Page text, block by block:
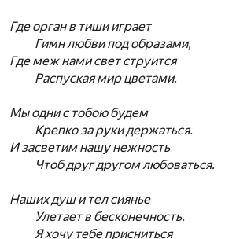
Где орган в тиши играет
Гимн любви под образами,
Где меж нами свет струится
Распуская мир цветами.
Мы одни с тобою будем
Крепко за руки держаться.
И засветим нашу нежность
Чтоб друг другом любоваться.
Наших душ и тел сиянье
Улетает в бесконечность.
Я хочу тебе присниться